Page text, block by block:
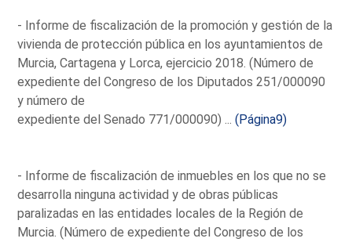
- Informe de fiscalización de la promoción y gestión de la
vivienda de protección pública en los ayuntamientos de
Murcia, Cartagena y Lorca, ejercicio 2018. (Número de
expediente del Congreso de los Diputados 251/000090
y número de
expediente del Senado 771/000090) ...(Página9)
- Informe de fiscalización de inmuebles en los que no se
desarrolla ninguna actividad y de obras públicas
paralizadas en las entidades locales de la Región de
Murcia. (Número de expediente del Congreso de los